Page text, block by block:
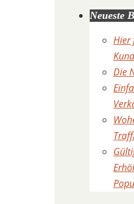
Neueste
Hier
Die